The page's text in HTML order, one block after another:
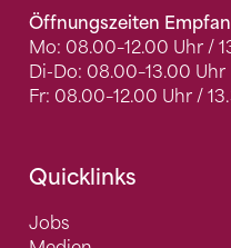
Öffnungszeiten
Mo: 08.00–12.00 Uhr /
Di-Do: 08.00–13.00 Uhr
Fr: 08.00–12.00 Uhr /
Quicklinks
Jobs